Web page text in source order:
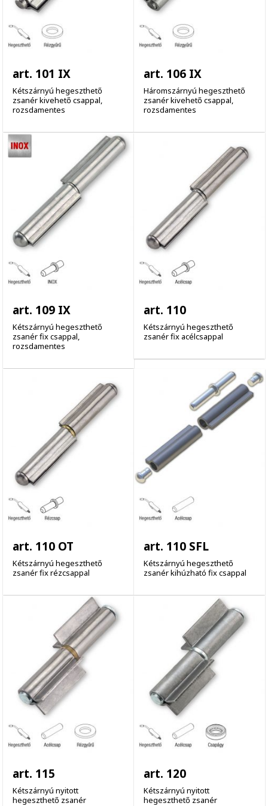
art. 101 IX
Kétszárnyú hegeszthető
zsanér kivehető csappal,
rozsdamentes
art. 106 IX
Háromszárnyú hegeszthető
zsanér kivehető csappal,
rozsdamentes
art. 109 IX
Kétszárnyú hegeszthető
zsanér fix csappal,
rozsdamentes
art. 110
Kétszárnyú hegeszthető
zsanér fix acélcsappal
art. 110 OT
Kétszárnyú hegeszthető
zsanér fix rézcsappal
art. 110 SFL
Kétszárnyú hegeszthető
zsanér kihúzható fix csappal
art. 115
Kétszárnyú nyitott
hegeszthető zsanér
art. 120
Kétszárnyú nyitott
hegeszthető zsanér